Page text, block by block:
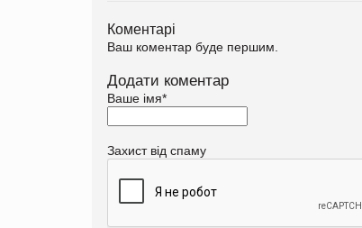
Коментарі
Ваш коментар буде першим.
Додати коментар
Ваше імя*
Захист від спаму